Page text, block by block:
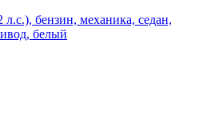
бензин, механика, седан,
белый